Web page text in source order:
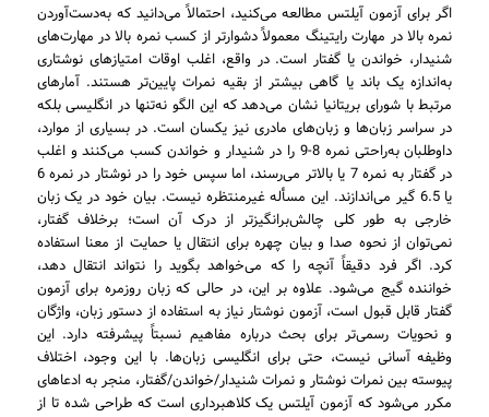
اگر برای آزمون آیلتس مطالعه می‌کنید، احتمالاً می‌دانید که به‌دست‌آوردن
نمره بالا در مهارت رایتینگ معمولاً دشوارتر از کسب نمره بالا در مهارت‌های
شنیدار، خواندن یا گفتار است. در واقع، اغلب اوقات امتیازهای نوشتاری
به‌اندازه یک باند یا گاهی بیشتر از بقیه نمرات پایین‌تر هستند. آمارهای
مرتبط با شورای بریتانیا نشان می‌دهد که این الگو نه‌تنها در انگلیسی بلکه
در سراسر زبان‌ها و زبان‌های مادری نیز یکسان است. در بسیاری از موارد،
داوطلبان به‌راحتی نمره 8-9 را در شنیدار و خواندن کسب می‌کنند و اغلب
در گفتار به نمره 7 یا بالاتر می‌رسند، اما سپس خود را در نوشتار در نمره 6
یا 6.5 گیر می‌اندازند. این مسأله غیرمنتظره نیست. بیان خود در یک زبان
خارجی به طور کلی چالش‌برانگیزتر از درک آن است؛ برخلاف گفتار،
نمی‌توان از نحوه صدا و بیان چهره برای انتقال یا حمایت از معنا استفاده
کرد. اگر فرد دقیقاً آنچه را که می‌خواهد بگوید را نتواند انتقال دهد،
خواننده گیج می‌شود. علاوه بر این، در حالی که زبان روزمره برای آزمون
گفتار قابل قبول است، آزمون نوشتار نیاز به استفاده از دستور زبان، واژگان
و نحویات رسمی‌تر برای بحث درباره مفاهیم نسبتاً پیشرفته دارد. این
وظیفه آسانی نیست، حتی برای انگلیسی زبان‌ها. با این وجود، اختلاف
پیوسته بین نمرات نوشتار و نمرات شنیدار/خواندن/گفتار، منجر به ادعاهای
مکرر می‌شود که آزمون آیلتس یک کلاهبرداری است که طراحی شده تا از